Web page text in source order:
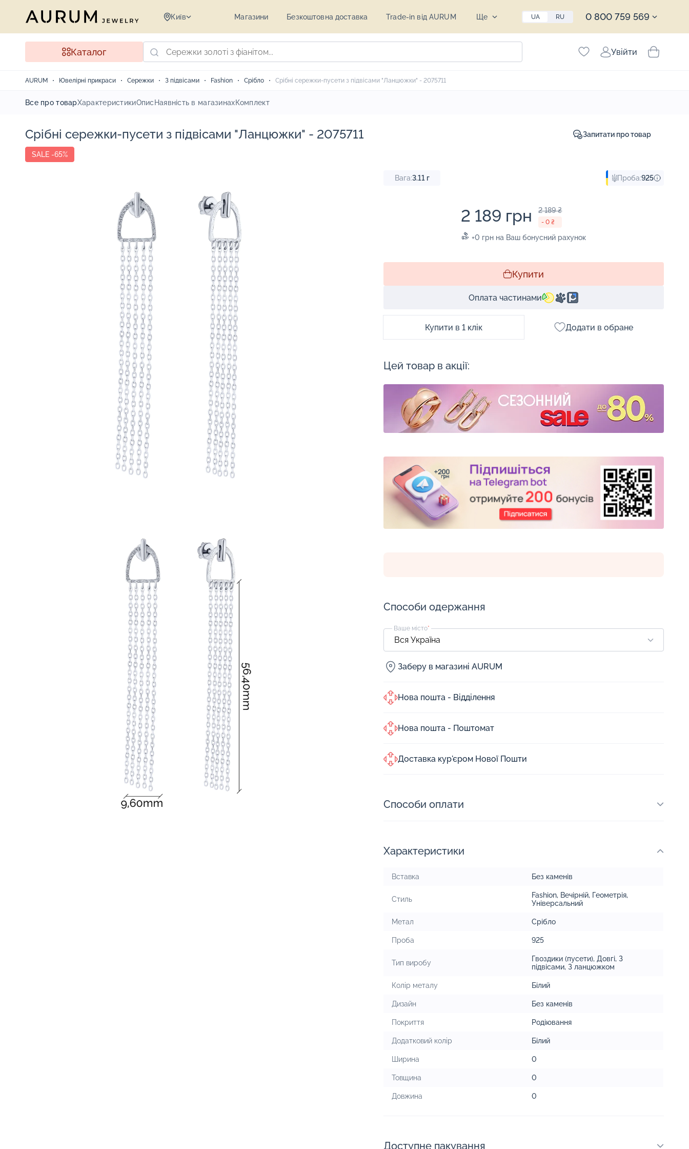
Київ Магазини Безкоштовна доставка Trade-in від AURUM Ще UA RU 0 800 759 569
Каталог Увійти
AURUM Ювелірні прикраси Сережки З підвісами Fashion Срібло Срібні сережки-пусети з підвісами "Ланцюжки" - 2075711
Все про товарХарактеристикиОпис Наявність в магазинахКомплект
Срібні сережки-пусети з підвісами "Ланцюжки" - 2075711
SALE -65%
Запитати про товар
Вага:3.11 г Проба:925
2 189 грн 2 189 ₴
- 0 ₴
+0 грн на Ваш бонусний рахунок
Купити
Оплата частинами
Купити в 1 клік Додати в обране
Цей товар в акції:
Способи одержання
Ваше місто*
Заберу в магазині AURUM
Нова пошта - Відділення
Нова пошта - Поштомат
Доставка кур'єром Нової Пошти
Способи оплати
Характеристики
Вставка Без каменів
Стиль Fashion, Вечірній, Геометрія,
Універсальний
Метал Срібло
Проба 925
Тип виробу Гвоздики (пусети), Довгі, З
підвісами, З ланцюжком
Колір металу Білий
Дизайн Без каменів
Покриття Родіювання
Додатковий колір Білий
Ширина 0
Товщина 0
Довжина 0
Доступне пакування